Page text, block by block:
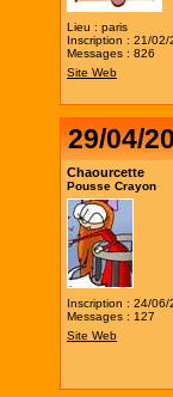
Lieu : paris
Inscription : 21/02/
Messages : 826
Site Web
29/04/
Chaourcette
Pousse Crayon
Inscription : 24/06/
Messages : 127
Site Web